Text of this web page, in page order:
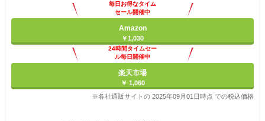
毎日お得なタイム
セール開催中
Amazon
￥1,030
24時間タイムセー
ル毎日開催中
楽天市場
￥ 1,060
※各社通販サイトの 2025年09月01日時点 での税込価格